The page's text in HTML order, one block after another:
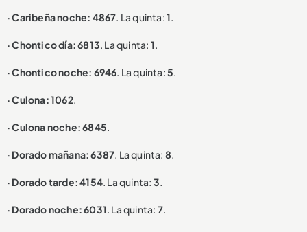
· Caribeña noche: 4867. La quinta:1.
· Chontico día: 6813. La quinta: 1.
· Chontico noche: 6946. La quinta:5.
· Culona: 1062.
· Culona noche: 6845.
· Dorado mañana: 6387. La quinta: 8.
· Dorado tarde: 4154. La quinta: 3.
· Dorado noche: 6031. La quinta: 7.